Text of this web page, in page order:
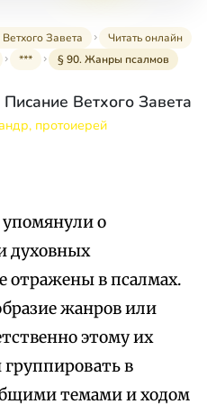
Завета
Читать онлайн
*** § 90. Жанры псалмов
Ветхого Завета
протоиерей
о
духовных
отражены в псалмах.
жанров или
этому их
в
темами и ходом